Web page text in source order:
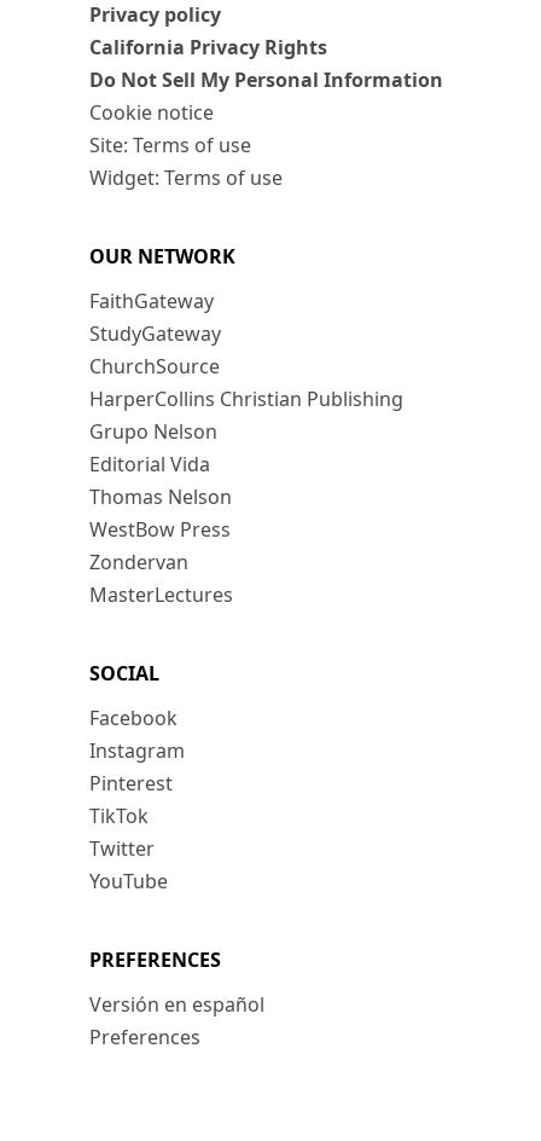
Privacy policy
California Privacy Rights
Do Not Sell My Personal Information
Cookie notice
Site: Terms of use
Widget: Terms of use
OUR NETWORK
FaithGateway
StudyGateway
ChurchSource
HarperCollins Christian Publishing
Grupo Nelson
Editorial Vida
Thomas Nelson
WestBow Press
Zondervan
MasterLectures
SOCIAL
Facebook
Instagram
Pinterest
TikTok
Twitter
YouTube
PREFERENCES
Versión en español
Preferences